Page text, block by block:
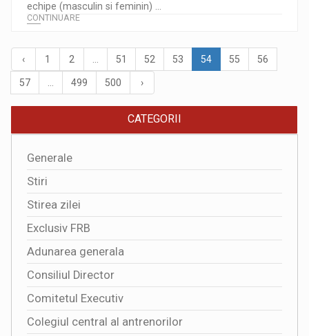
echipe (masculin si feminin) ...
CONTINUARE
‹ 1 2 51 52 53 54 55 56
57 499 500 ›
CATEGORII
Generale
Stiri
Stirea zilei
Exclusiv FRB
Adunarea generala
Consiliul Director
Comitetul Executiv
Colegiul central al antrenorilor